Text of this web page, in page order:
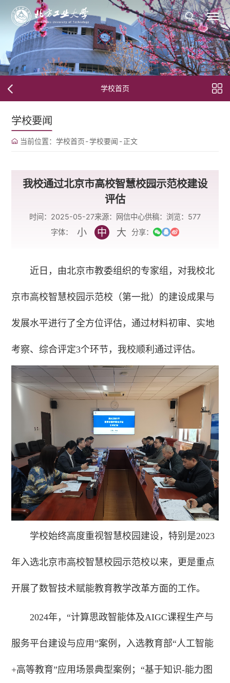
学校首页
学校要闻
当前位置： 学校首页-学校要闻 -正文
我校通过北京市高校智慧校园示范校建设
评估
时间：2025-05-27来源：网信中心供稿： 浏览： 577
字体：
小 中 大 分享：
近日，由北京市教委组织的专家组，对我校北
京市高校智慧校园示范校（第一批）的建设成果与
发展水平进行了全方位评估，通过材料初审、实地
考察、综合评定3个环节，我校顺利通过评估。
学校始终高度重视智慧校园建设，特别是2023
年入选北京市高校智慧校园示范校以来，更是重点
开展了数智技术赋能教育教学改革方面的工作。
2024年，“计算思政智能体及AIGC课程生产与
服务平台建设与应用”案例，入选教育部“人工智能
+高等教育”应用场景典型案例；“基于知识-能力图